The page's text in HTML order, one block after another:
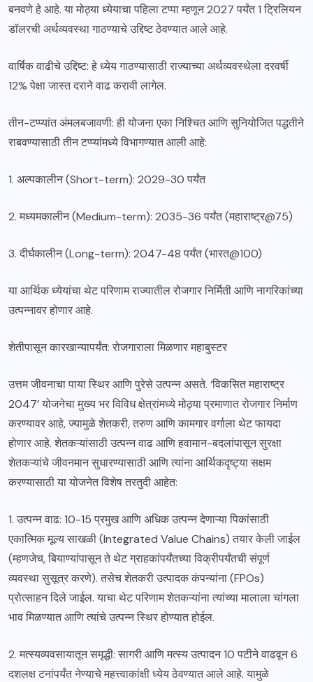
बनवणे हे आहे. या मोठ्या ध्येयाचा पहिला टप्पा म्हणून 2027 पर्यंत 1 ट्रिलियन
डॉलरची अर्थव्यवस्था गाठण्याचे उद्दिष्ट ठेवण्यात आले आहे.
वार्षिक वाढीचे उद्दिष्ट: हे ध्येय गाठण्यासाठी राज्याच्या अर्थव्यवस्थेला दरवर्षी
12% पेक्षा जास्त दराने वाढ करावी लागेल.
तीन-टप्प्यांत अंमलबजावणी: ही योजना एका निश्चित आणि सुनियोजित पद्धतीने
राबवण्यासाठी तीन टप्प्यांमध्ये विभागण्यात आली आहे:
1. अल्पकालीन (Short-term): 2029-30 पर्यंत
2. मध्यमकालीन (Medium-term): 2035-36 पर्यंत (महाराष्ट्र@75)
3. दीर्घकालीन (Long-term): 2047-48 पर्यंत (भारत@100)
या आर्थिक ध्येयांचा थेट परिणाम राज्यातील रोजगार निर्मिती आणि नागरिकांच्या
उत्पन्नावर होणार आहे.
शेतीपासून कारखान्यापर्यंत: रोजगाराला मिळणार महाबुस्टर
उत्तम जीवनाचा पाया स्थिर आणि पुरेसे उत्पन्न असते. ‘विकसित महाराष्ट्र
2047’ योजनेचा मुख्य भर विविध क्षेत्रांमध्ये मोठ्या प्रमाणात रोजगार निर्माण
करण्यावर आहे, ज्यामुळे शेतकरी, तरुण आणि कामगार वर्गाला थेट फायदा
होणार आहे. शेतकऱ्यांसाठी उत्पन्न वाढ आणि हवामान-बदलांपासून सुरक्षा
शेतकऱ्यांचे जीवनमान सुधारण्यासाठी आणि त्यांना आर्थिकदृष्ट्या सक्षम
करण्यासाठी या योजनेत विशेष तरतुदी आहेत:
1. उत्पन्न वाढ: 10-15 प्रमुख आणि अधिक उत्पन्न देणाऱ्या पिकांसाठी
एकात्मिक मूल्य साखळी (Integrated Value Chains) तयार केली जाईल
(म्हणजेच, बियाण्यांपासून ते थेट ग्राहकांपर्यंतच्या विक्रीपर्यंतची संपूर्ण
व्यवस्था सुसूत्र करणे). तसेच शेतकरी उत्पादक कंपन्यांना (FPOs)
प्रोत्साहन दिले जाईल. याचा थेट परिणाम शेतकऱ्यांना त्यांच्या मालाला चांगला
भाव मिळण्यात आणि त्यांचे उत्पन्न स्थिर होण्यात होईल.
2. मत्स्यव्यवसायातून समृद्धी: सागरी आणि मत्स्य उत्पादन 10 पटीने वाढवून 6
दशलक्ष टनांपर्यंत नेण्याचे महत्त्वाकांक्षी ध्येय ठेवण्यात आले आहे. यामुळे